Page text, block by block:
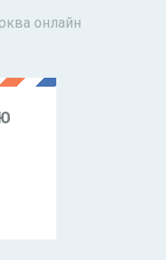
онлайн